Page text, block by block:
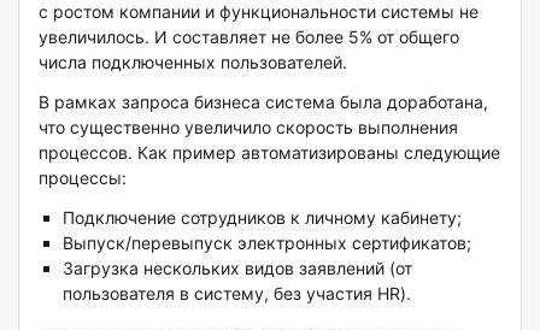
с ростом компании и функциональности системы не
увеличилось. И составляет не более 5% от общего
числа подключенных пользователей.
В рамках запроса бизнеса система была доработана,
что существенно увеличило скорость выполнения
процессов. Как пример автоматизированы следующие
процессы:
Подключение сотрудников к личному кабинету;
Выпуск/перевыпуск электронных сертификатов;
Загрузка нескольких видов заявлений (от
пользователя в систему, без участия HR).